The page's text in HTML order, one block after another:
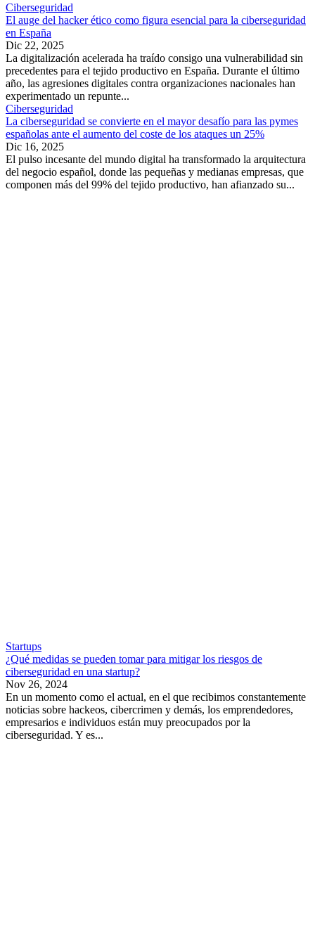
Ciberseguridad
El auge del hacker ético como figura esencial para la ciberseguridad
en España
Dic 22, 2025
La digitalización acelerada ha traído consigo una vulnerabilidad sin
precedentes para el tejido productivo en España. Durante el último
año, las agresiones digitales contra organizaciones nacionales han
experimentado un repunte...
Ciberseguridad
La ciberseguridad se convierte en el mayor desafío para las pymes
españolas ante el aumento del coste de los ataques un 25%
Dic 16, 2025
El pulso incesante del mundo digital ha transformado la arquitectura
del negocio español, donde las pequeñas y medianas empresas, que
componen más del 99% del tejido productivo, han afianzado su...
Startups
¿Qué medidas se pueden tomar para mitigar los riesgos de
ciberseguridad en una startup?
Nov 26, 2024
En un momento como el actual, en el que recibimos constantemente
noticias sobre hackeos, cibercrimen y demás, los emprendedores,
empresarios e individuos están muy preocupados por la
ciberseguridad. Y es...